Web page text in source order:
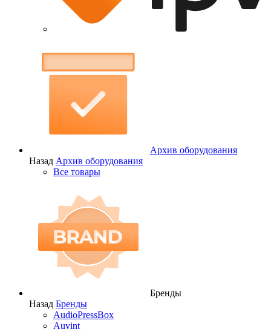
Архив оборудования
Назад Архив оборудования
Все товары
Бренды
Назад Бренды
AudioPressBox
Auvint